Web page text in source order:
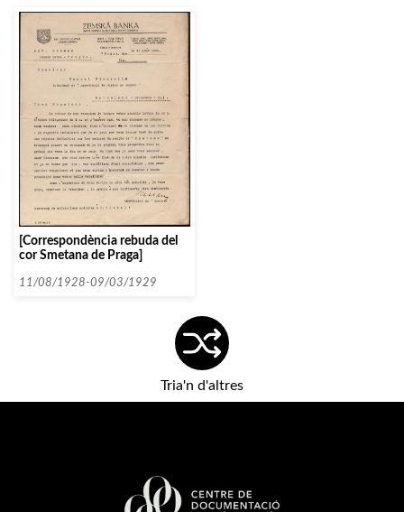
[Correspondència rebuda del
cor Smetana de Praga]
11/08/1928-09/03/1929
Tria'n d'altres